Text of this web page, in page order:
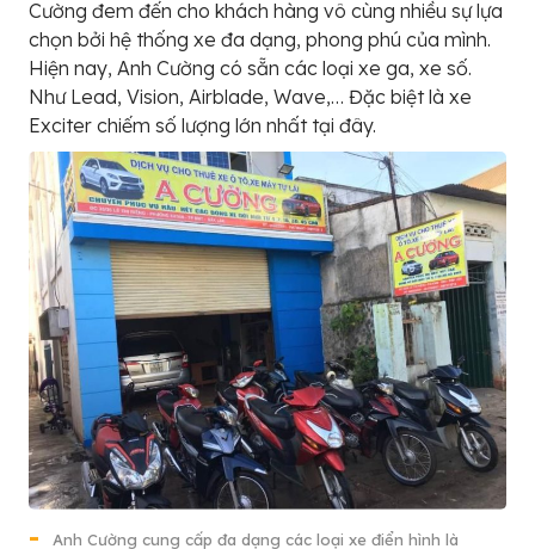
Cường đem đến cho khách hàng vô cùng nhiều sự lựa
chọn bởi hệ thống xe đa dạng, phong phú của mình.
Hiện nay, Anh Cường có sẵn các loại xe ga, xe số.
Như Lead, Vision, Airblade, Wave,… Đặc biệt là xe
Exciter chiếm số lượng lớn nhất tại đây.
Anh Cường cung cấp đa dạng các loại xe điển hình là